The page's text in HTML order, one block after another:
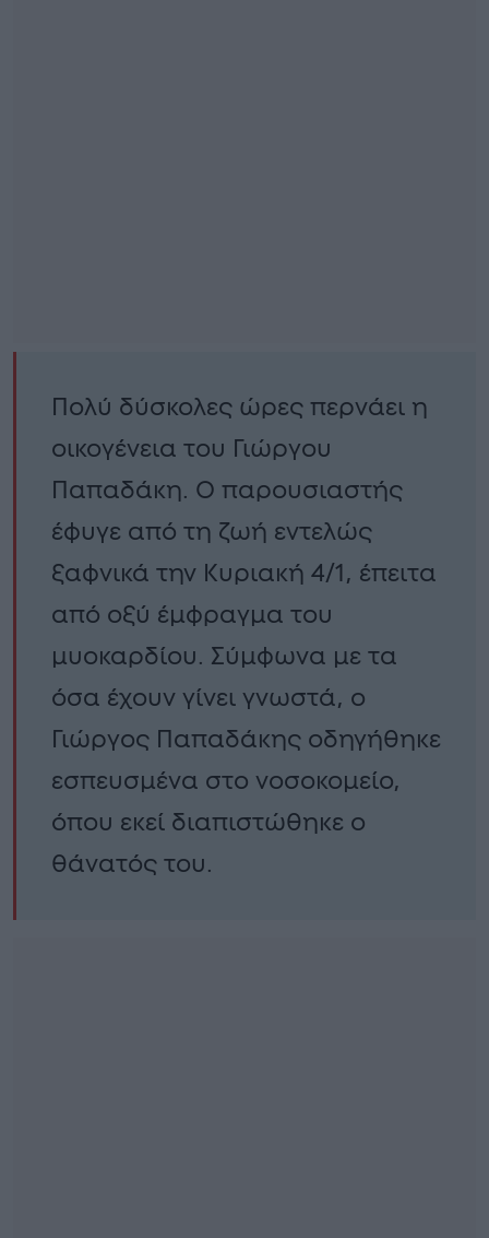
Πολύ δύσκολες ώρες περνάει η
οικογένεια του Γιώργου
Παπαδάκη. Ο παρουσιαστής
έφυγε από τη ζωή εντελώς
ξαφνικά την Κυριακή 4/1, έπειτα
από οξύ έμφραγμα του
μυοκαρδίου. Σύμφωνα με τα
όσα έχουν γίνει γνωστά, ο
Γιώργος Παπαδάκης οδηγήθηκε
εσπευσμένα στο νοσοκομείο,
όπου εκεί διαπιστώθηκε ο
θάνατός του.